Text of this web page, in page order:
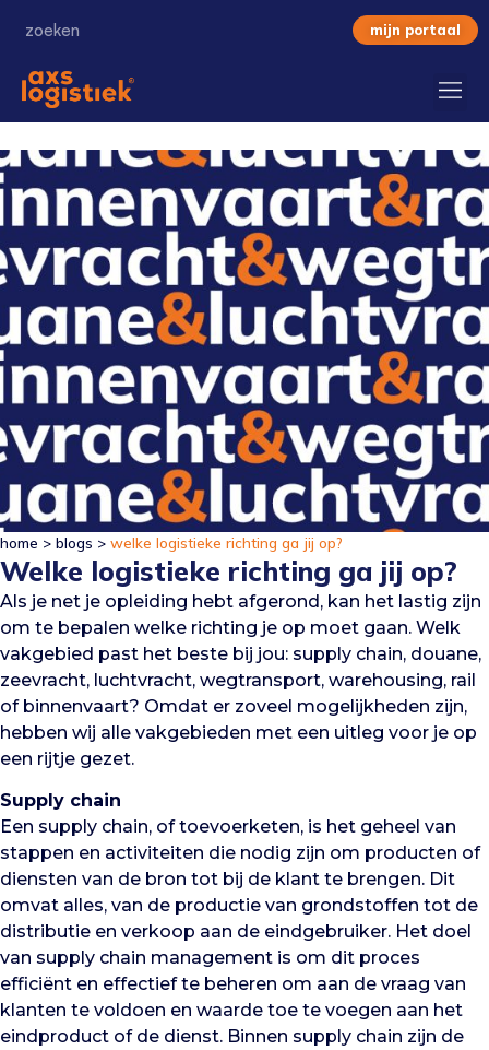
mijn portaal
home > blogs > welke logistieke richting ga jij op?
Welke logistieke richting ga jij op?
Als je net je opleiding hebt afgerond, kan het lastig zijn
om te bepalen welke richting je op moet gaan. Welk
vakgebied past het beste bij jou: supply chain, douane,
zeevracht, luchtvracht, wegtransport, warehousing, rail
of binnenvaart? Omdat er zoveel mogelijkheden zijn,
hebben wij alle vakgebieden met een uitleg voor je op
een rijtje gezet.
Supply chain
Een supply chain, of toevoerketen, is het geheel van
stappen en activiteiten die nodig zijn om producten of
diensten van de bron tot bij de klant te brengen. Dit
omvat alles, van de productie van grondstoffen tot de
distributie en verkoop aan de eindgebruiker. Het doel
van supply chain management is om dit proces
efficiënt en effectief te beheren om aan de vraag van
klanten te voldoen en waarde toe te voegen aan het
eindproduct of de dienst. Binnen supply chain zijn de